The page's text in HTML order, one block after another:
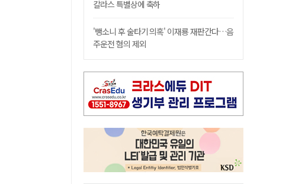
칼라스 특별상에 축하
'뺑소니 후 술타기 의혹' 이재룡 재판간다…음
주운전 혐의 제외